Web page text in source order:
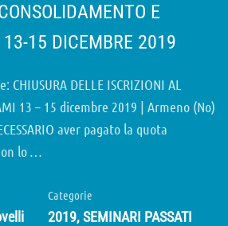
E
15 DICEMBRE 2019
DELLE ISCRIZIONI AL
13 – 15 dicembre 2019 | Armeno (No)
aver pagato la quota
lo …
Categorie
2019,SEMINARI PASSATI